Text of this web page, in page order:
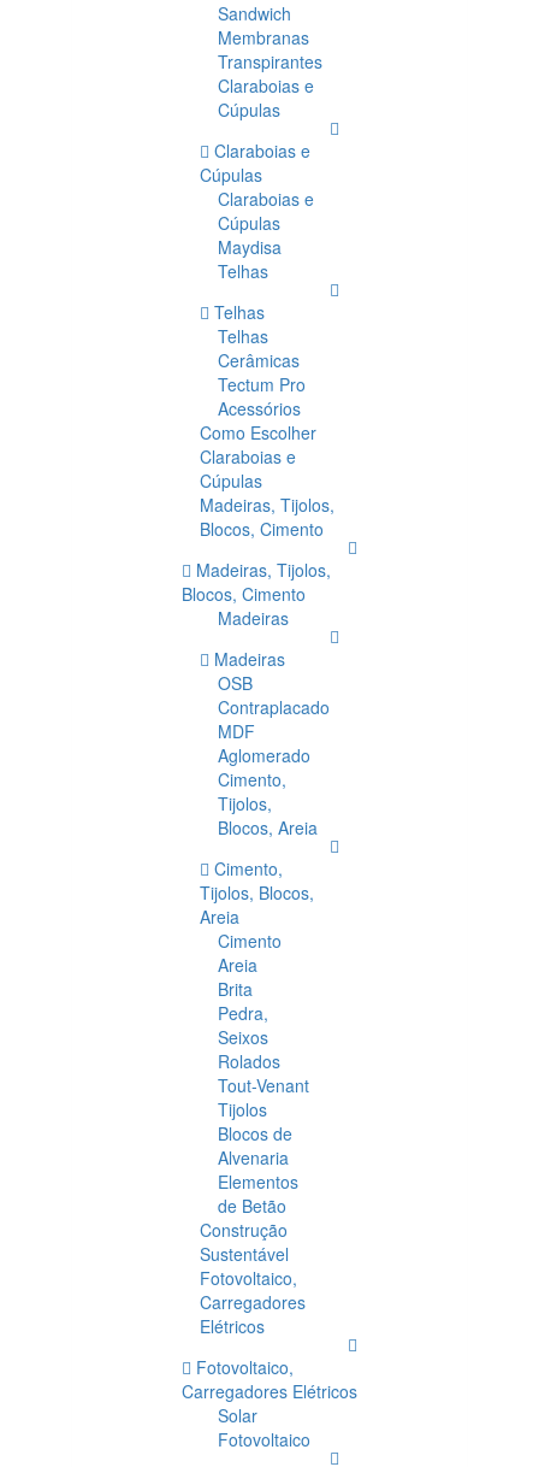
Sandwich
Membranas
Transpirantes
Claraboias e
Cúpulas
Claraboias e
Cúpulas
Claraboias e
Cúpulas
Maydisa
Telhas
Telhas
Telhas
Cerâmicas
Tectum Pro
Acessórios
Como Escolher
Claraboias e
Cúpulas
Madeiras, Tijolos,
Blocos, Cimento
Madeiras, Tijolos,
Blocos, Cimento
Madeiras
Madeiras
OSB
Contraplacado
MDF
Aglomerado
Cimento,
Tijolos,
Blocos, Areia
Cimento,
Tijolos, Blocos,
Areia
Cimento
Areia
Brita
Pedra,
Seixos
Rolados
Tout-Venant
Tijolos
Blocos de
Alvenaria
Elementos
de Betão
Construção
Sustentável
Fotovoltaico,
Carregadores
Elétricos
Fotovoltaico,
Carregadores Elétricos
Solar
Fotovoltaico